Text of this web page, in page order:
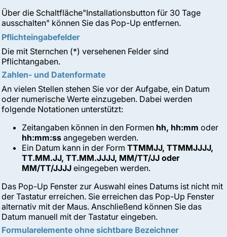
Über die Schaltfläche"Installationsbutton für 30 Tage
ausschalten" können Sie das Pop-Up entfernen.
Pflichteingabefelder
Die mit Sternchen (*) versehenen Felder sind
Pflichtangaben.
Zahlen- und Datenformate
An vielen Stellen stehen Sie vor der Aufgabe, ein Datum
oder numerische Werte einzugeben. Dabei werden
folgende Notationen unterstützt:
Zeitangaben können in den Formen hh, hh:mm oder
hh:mm:ss angegeben werden.
Ein Datum kann in der Form TTMMJJ, TTMMJJJJ,
TT.MM.JJ, TT.MM.JJJJ, MM/TT/JJ oder
MM/TT/JJJJ eingegeben werden.
Das Pop-Up Fenster zur Auswahl eines Datums ist nicht mit
der Tastatur erreichen. Sie erreichen das Pop-Up Fenster
alternativ mit der Maus. Anschließend können Sie das
Datum manuell mit der Tastatur eingeben.
Formularelemente ohne sichtbare Bezeichner